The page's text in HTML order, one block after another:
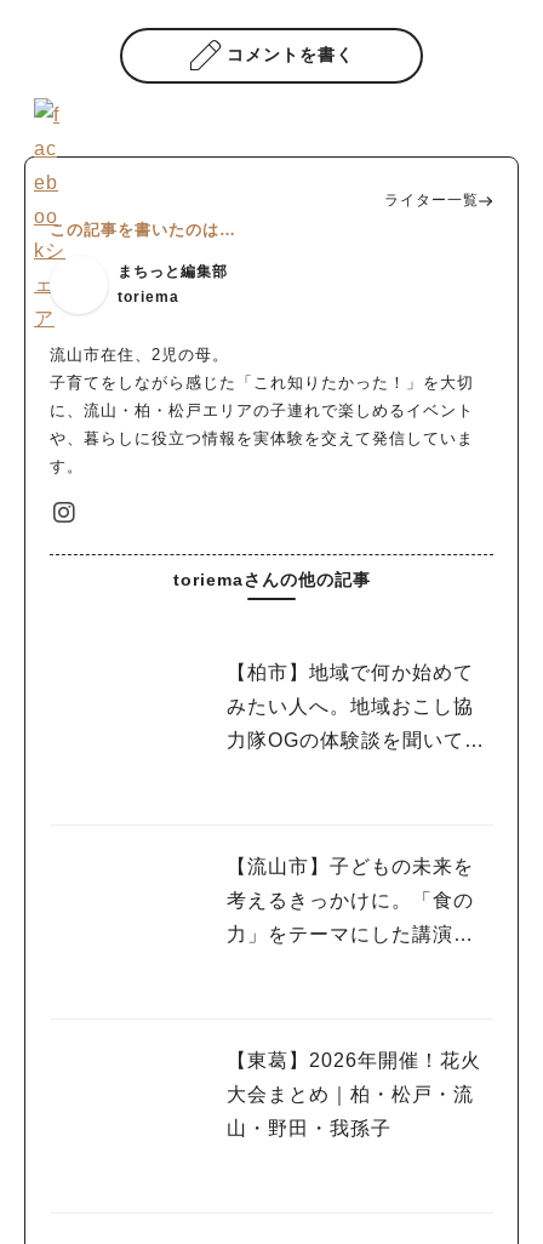
コメントを書く
ライター一覧
この記事を書いたのは…
まちっと編集部
toriema
流山市在住、2児の母。
子育てをしながら感じた「これ知りたかった！」を大切
に、流山・柏・松戸エリアの子連れで楽しめるイベント
や、暮らしに役立つ情報を実体験を交えて発信していま
す。
toriemaさんの他の記事
【柏市】地域で何か始めて
みたい人へ。地域おこし協
力隊OGの体験談を聞いてみ
【流山市】子どもの未来を
考えるきっかけに。「食の
力」をテーマにした講演会
【東葛】2026年開催！花火
大会まとめ｜柏・松戸・流
山・野田・我孫子